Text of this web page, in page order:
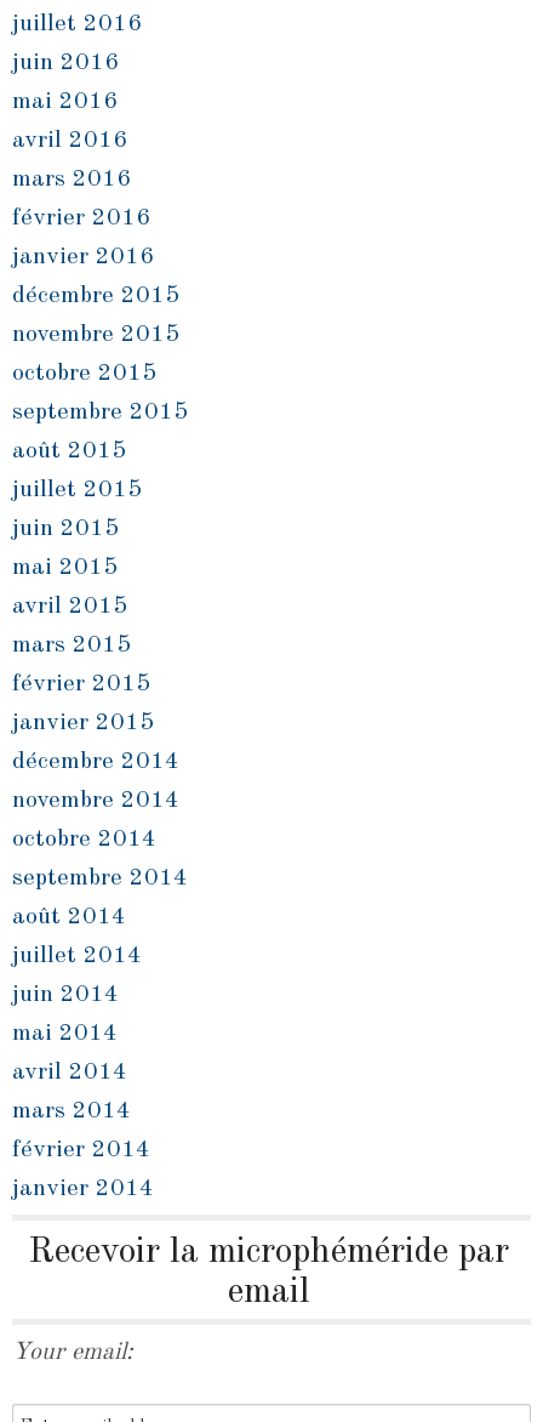
juillet 2016
juin 2016
mai 2016
avril 2016
mars 2016
février 2016
janvier 2016
décembre 2015
novembre 2015
octobre 2015
septembre 2015
août 2015
juillet 2015
juin 2015
mai 2015
avril 2015
mars 2015
février 2015
janvier 2015
décembre 2014
novembre 2014
octobre 2014
septembre 2014
août 2014
juillet 2014
juin 2014
mai 2014
avril 2014
mars 2014
février 2014
janvier 2014
Recevoir la microphéméride par
email
Your email: